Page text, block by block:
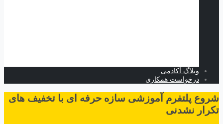
وبلاگ آکادمی
درخواست همکاری
شروع پلتفرم آموزشی سازه حرفه ای با تخفیف های
تکرار نشدنی